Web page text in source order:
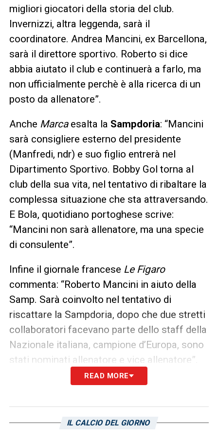
migliori giocatori della storia del club.
Invernizzi, altra leggenda, sarà il
coordinatore. Andrea Mancini, ex Barcellona,
sarà il direttore sportivo. Roberto si dice
abbia aiutato il club e continuerà a farlo, ma
non ufficialmente perchè è alla ricerca di un
posto da allenatore”.
Anche Marcaesalta la Sampdoria: “Mancini
sarà consigliere esterno del presidente
(Manfredi, ndr) e suo figlio entrerà nel
Dipartimento Sportivo. Bobby Gol torna al
club della sua vita, nel tentativo di ribaltare la
complessa situazione che sta attraversando.
E Bola, quotidiano portoghese scrive:
“Mancini non sarà allenatore, ma una specie
di consulente”.
Infine il giornale francese Le Figaro
commenta: “Roberto Mancini in aiuto della
Samp. Sarà coinvolto nel tentativo di
riscattare la Sampdoria, dopo che due stretti
collaboratori facevano parte dello staff della
Nazionale italiana, campione d’Europa, sono
stati nominati allenatore e vice allenatore”.
READ MORE
IL CALCIO DEL GIORNO